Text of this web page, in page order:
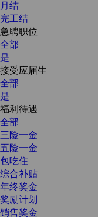
月结
完工结
急聘职位
全部
是
接受应届生
全部
是
福利待遇
全部
三险一金
五险一金
包吃住
综合补贴
年终奖金
奖励计划
销售奖金